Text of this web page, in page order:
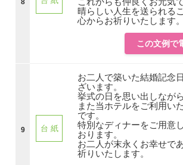
晴らしい人生を送られる
心からお祈りいたします。
この文例で
9 台 紙
お二人で築いた結婚記念
ざいます。
挙式の日を思い出しながら
また当ホテルをご利用い
です。
特別なディナーをご用意
おります。
お二人が末永くお幸せで
祈りいたします。